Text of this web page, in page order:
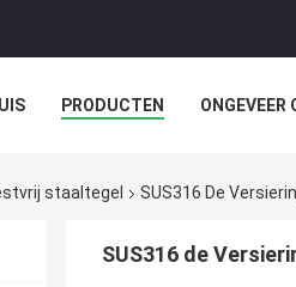
PRODUCTEN ONGEVEER
staaltegel SUS316 De
SUS316 de